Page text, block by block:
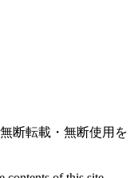
断転載・無断使用を